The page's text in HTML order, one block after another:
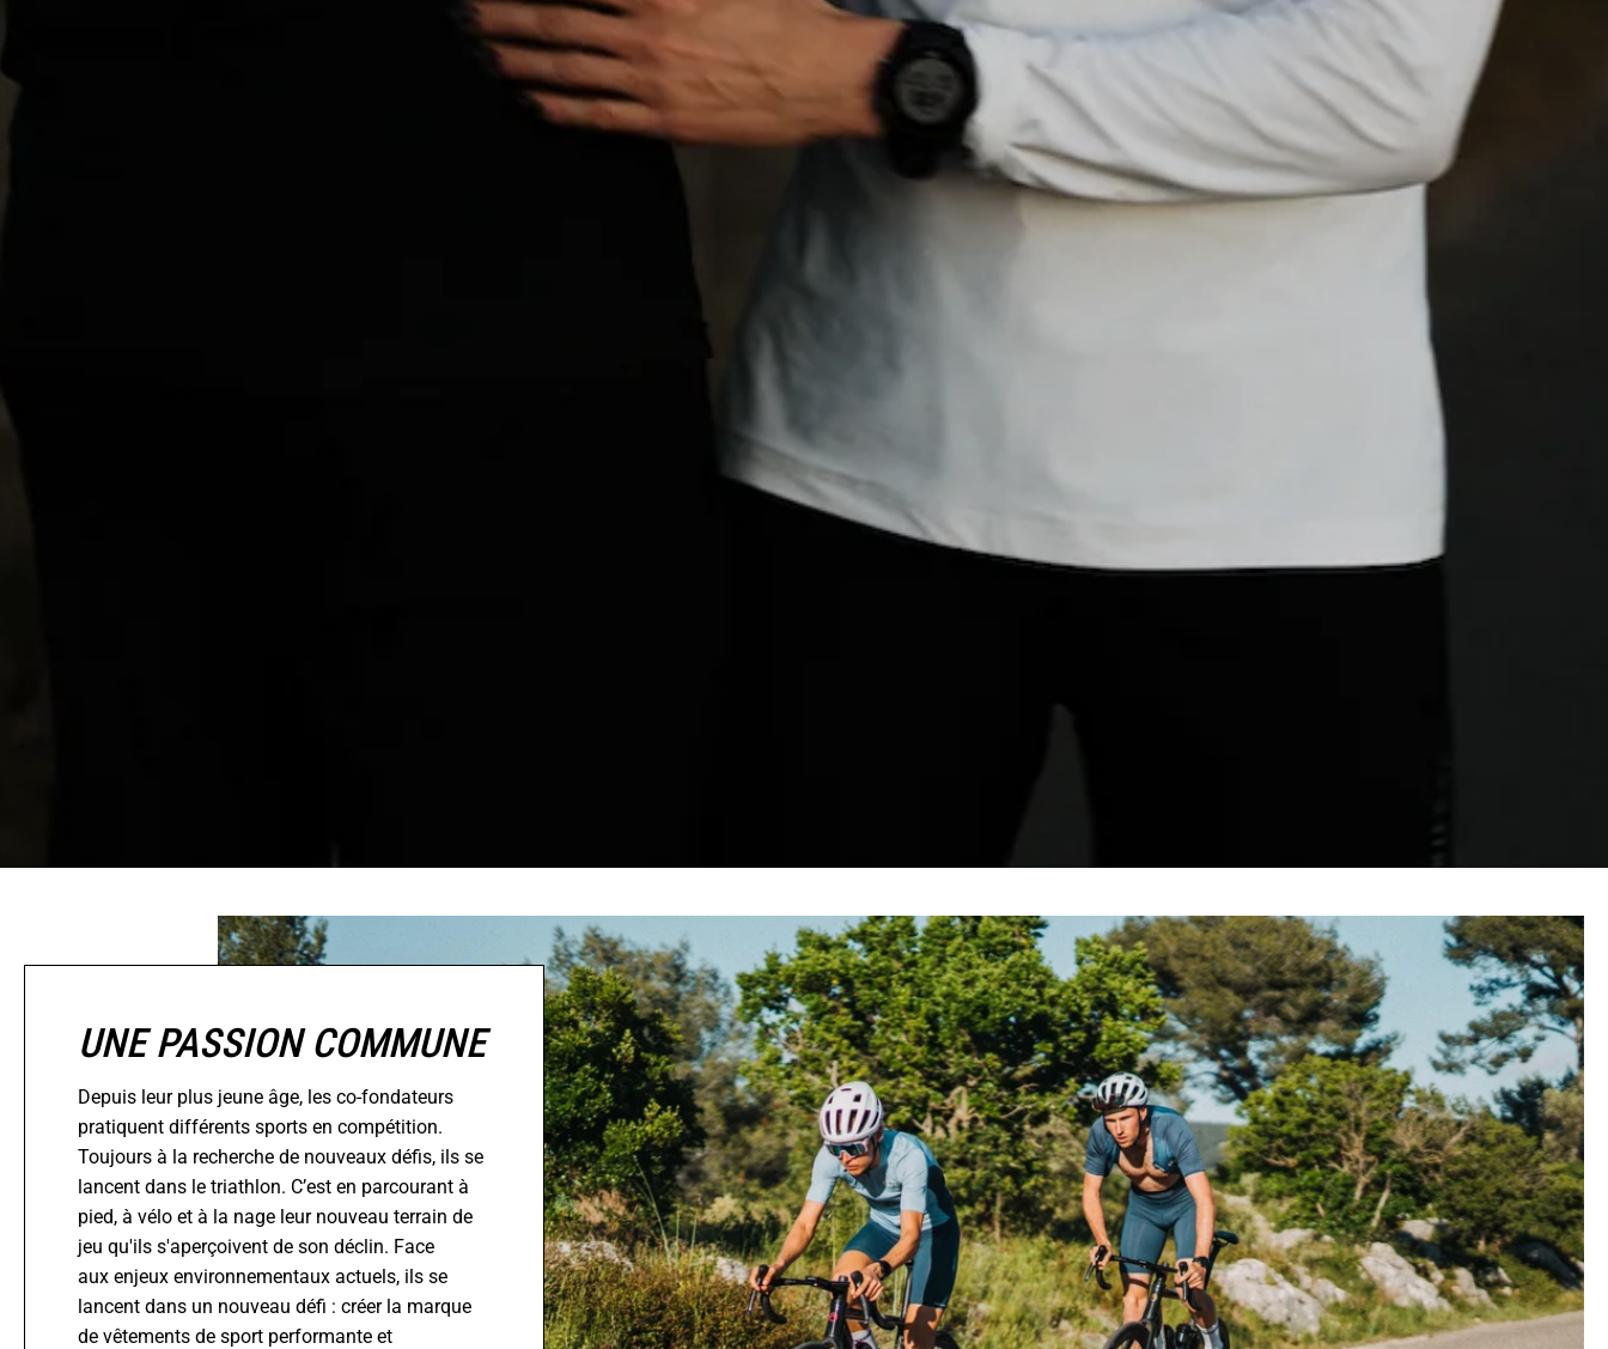
UNE PASSION COMMUNE
Depuis leur plus jeune âge, les co-fondateurs
pratiquent différents sports en compétition.
Toujours à la recherche de nouveaux défis, ils se
lancent dans le triathlon. C’est en parcourant à
pied, à vélo et à la nage leur nouveau terrain de
jeu qu'ils s'aperçoivent de son déclin. Face
aux enjeux environnementaux actuels, ils se
lancent dans un nouveau défi : créer la marque
de vêtements de sport performante et